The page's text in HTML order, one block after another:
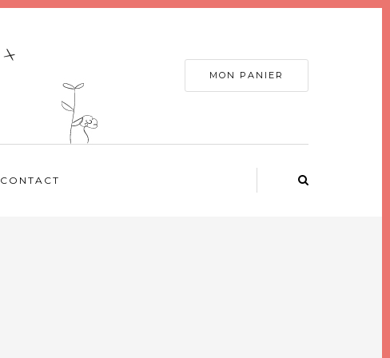
MON PANIER
CONTACT